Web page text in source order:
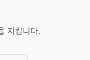
지킵니다.